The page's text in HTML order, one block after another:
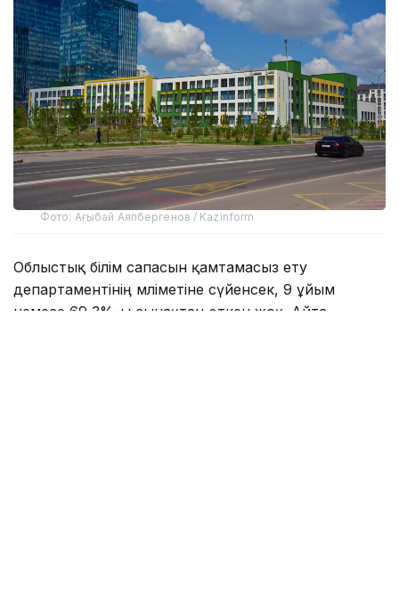
Фото: Ағыбай Аяпбергенов / Kazinform
Облыстық білім сапасын қамтамасыз ету
департаментінің мәліметіне сүйенсек, 9 ұйым
немесе 69,3%-ы сынақтан өткен жоқ. Айта